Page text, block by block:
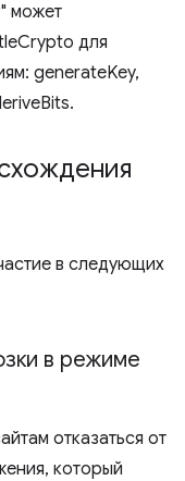
может
для
generateKey,
в следующих
в режиме
отказаться от
который